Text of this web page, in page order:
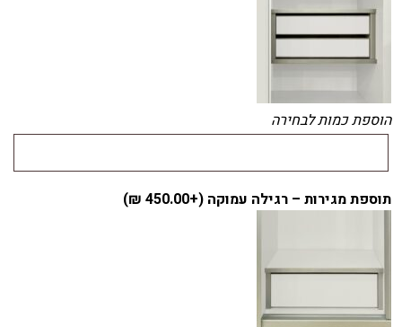
הוספת כמות לבחירה
תוספת מגירות – רגילה עמוקה (+450.00
₪
)